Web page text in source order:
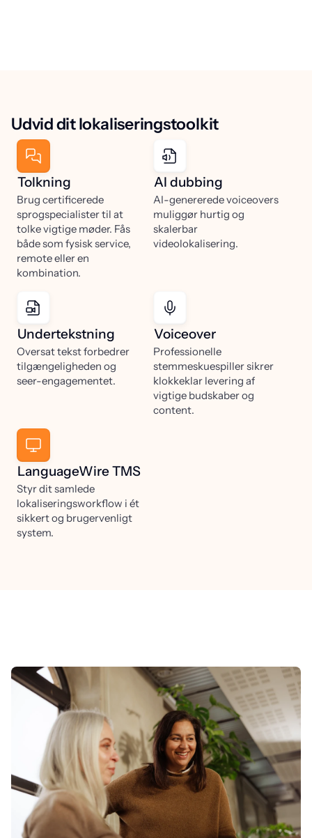
Udvid dit lokaliseringstoolkit
Tolkning
Brug certificerede
sprogspecialister til at
tolke vigtige møder. Fås
både som fysisk service,
remote eller en
kombination.
AI dubbing
AI-genererede voiceovers
muliggør hurtig og
skalerbar
videolokalisering.
Undertekstning
Oversat tekst forbedrer
tilgængeligheden og
seer-engagementet.
Voiceover
Professionelle
stemmeskuespiller sikrer
klokkeklar levering af
vigtige budskaber og
content.
LanguageWire TMS
Styr dit samlede
lokaliseringsworkflow i ét
sikkert og brugervenligt
system.